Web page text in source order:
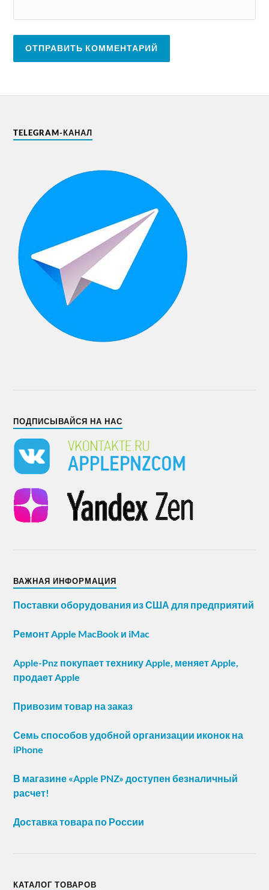
TELEGRAM-КАНАЛ
ПОДПИСЫВАЙСЯ НА НАС
ВАЖНАЯ ИНФОРМАЦИЯ
Поставки оборудования из США для предприятий
Ремонт Apple MacBook и iMac
Apple-Pnz покупает технику Apple, меняет Apple,
продает Apple
Привозим товар на заказ
Семь способов удобной организации иконок на
iPhone
В магазине «Apple PNZ» доступен безналичный
расчет!
Доставка товара по России
КАТАЛОГ ТОВАРОВ